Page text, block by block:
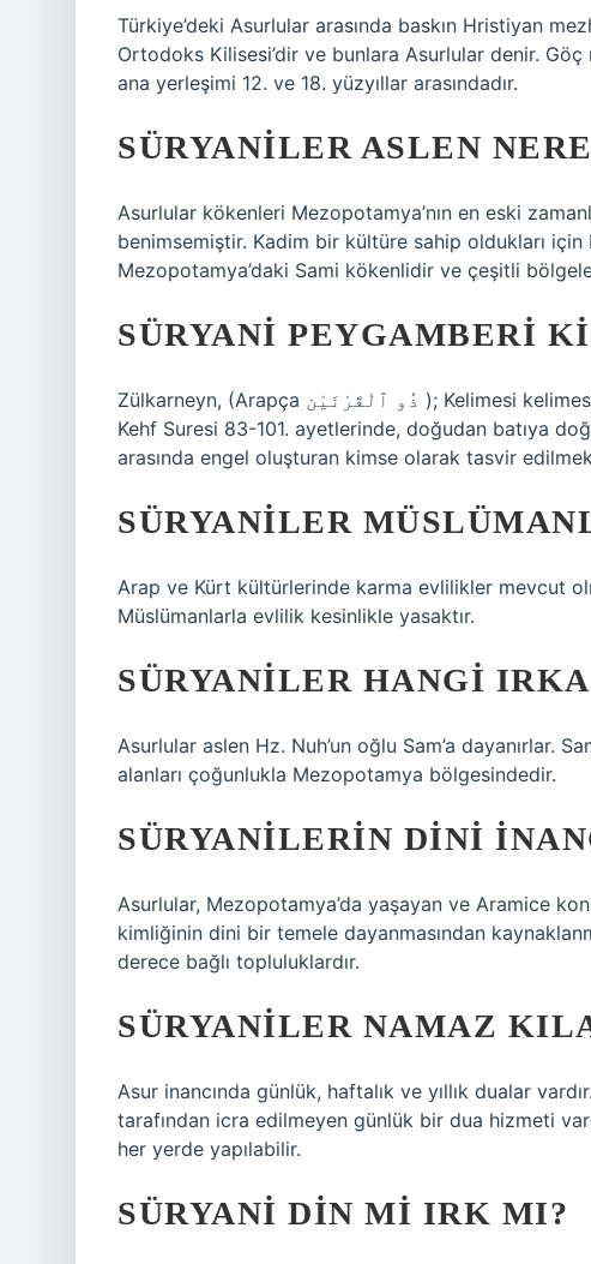
Türkiye’deki Asurlular arasında baskın Hristiyan
Ortodoks Kilisesi’dir ve bunlara Asurlular denir. Göç
ana yerleşimi 12. ve 18. yüzyıllar arasındadır.
SÜRYANILER ASLEN
Asurlular kökenleri Mezopotamya’nın en eski
benimsemiştir. Kadim bir kültüre sahip oldukları için
Mezopotamya’daki Sami kökenlidir ve çeşitli
SÜRYANI PEYGAMBERI
Zülkarneyn, (Arapça ذُو ٱلْقَرْنَيْن ); Kelimesi kelimesine tercüme edildiğinde İki Boynuzlu, Kur’an’ın
Kehf Suresi 83-101. ayetlerinde, doğudan batıya
arasında engel oluşturan kimse olarak tasvir
SÜRYANILER
Arap ve Kürt kültürlerinde karma evlilikler mevcut
Müslümanlarla evlilik kesinlikle yasaktır.
SÜRYANILER HANGI IRKA
Asurlular aslen Hz. Nuh’un oğlu Sam’a dayanırlar.
alanları çoğunlukla Mezopotamya bölgesindedir.
SÜRYANILERIN DINI
Asurlular, Mezopotamya’da yaşayan ve Aramice
kimliğinin dini bir temele dayanmasından
derece bağlı topluluklardır.
SÜRYANILER NAMAZ
Asur inancında günlük, haftalık ve yıllık dualar
tarafından icra edilmeyen günlük bir dua hizmeti
her yerde yapılabilir.
SÜRYANI DIN MI IRK MI?